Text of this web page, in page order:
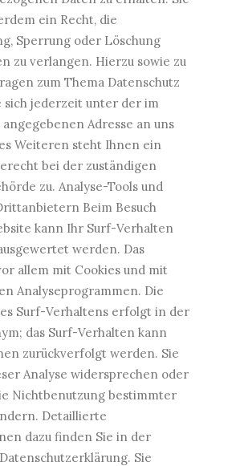
ein Recht, die
Sperrung oder Löschung
zu verlangen. Hierzu sowie zu
zum Thema Datenschutz
sich jederzeit unter der im
Adresse an uns
Weiteren steht Ihnen ein
bei der zuständigen
zu. Analyse-Tools und
Beim Besuch
kann Ihr Surf-Verhalten
werden. Das
allem mit Cookies und mit
Analyseprogrammen. Die
Surf-Verhaltens erfolgt in der
das Surf-Verhalten kann
zurückverfolgt werden. Sie
Analyse widersprechen oder
Nichtbenutzung bestimmter
Detaillierte
dazu finden Sie in der
Sie